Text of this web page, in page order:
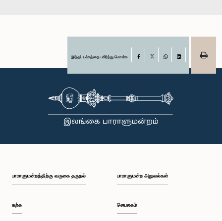
இந்தப் பக்கத்தை பகிர்ந்து கொள்க Facebook
பாராளுமன்றத்திற்கு வருகை தருதல்
கற்க
பாராளுமன்ற அலுவல்கள்
செயலகம்